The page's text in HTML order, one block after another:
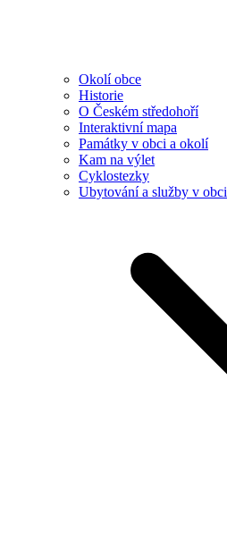
Okolí obce
Historie
O Českém středohoří
Interaktivní mapa
Památky v obci a okolí
Kam na výlet
Cyklostezky
Ubytování a služby v obci